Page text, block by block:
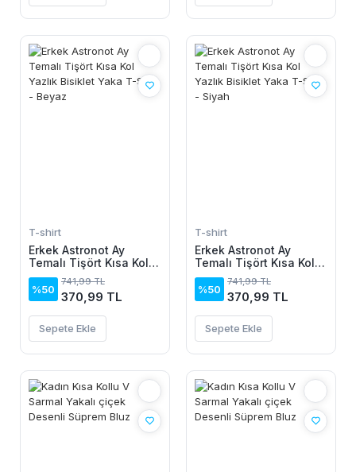
T-shirt
Erkek Astronot Ay
Temalı Tişört Kısa Kol
Yazlık Bisiklet Yaka T-
Shirt - Beyaz
%50
741,99 TL
370,99 TL
Sepete Ekle
T-shirt
Erkek Astronot Ay
Temalı Tişört Kısa Kol
Yazlık Bisiklet Yaka T-
Shirt - Siyah
%50
741,99 TL
370,99 TL
Sepete Ekle